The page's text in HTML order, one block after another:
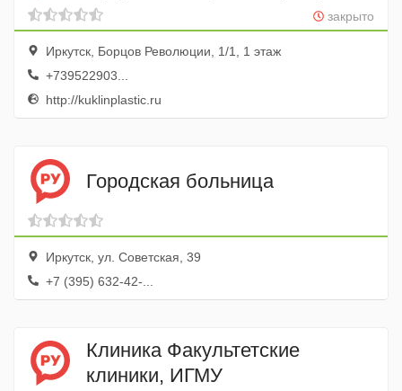
Хирургии и Травматологии,
Фгбну
закрыто
Иркутск, Борцов Революции, 1/1, 1 этаж
+739522903...
http://kuklinplastic.ru
Городская больница
Иркутск, ул. Советская, 39
+7 (395) 632-42-...
Клиника Факультетские
клиники, ИГМУ